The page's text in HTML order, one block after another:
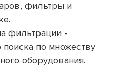
фильтры и
фильтрации -
по множеству
оборудования.